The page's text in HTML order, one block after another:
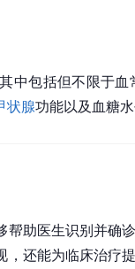
中包括但不限于
状腺功能以及血糖
助医生识别并确
还能为临床治疗